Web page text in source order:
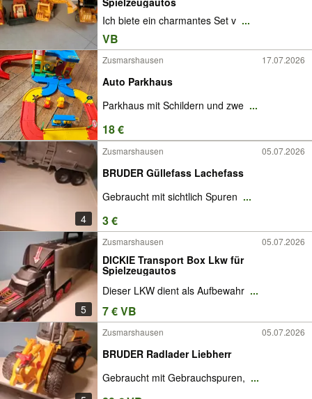
Ich biete ein charmantes Set v ...
VB
Zusmarshausen 17.07.2026
Auto Parkhaus
Parkhaus mit Schildern und zwe ...
18 €
4
Zusmarshausen 05.07.2026
BRUDER Güllefass Lachefass
Gebraucht mit sichtlich Spuren ...
3 €
5
Zusmarshausen 05.07.2026
DICKIE Transport Box Lkw für
Spielzeugautos
Dieser LKW dient als Aufbewahr ...
7 € VB
Zusmarshausen 05.07.2026
BRUDER Radlader Liebherr
Gebraucht mit Gebrauchspuren, ...